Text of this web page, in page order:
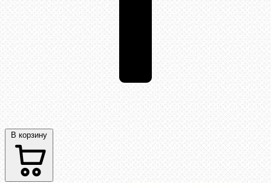
В корзину